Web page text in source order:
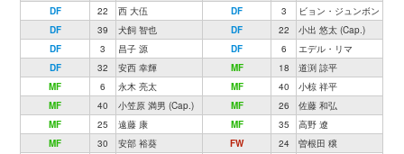
DF
22 西 大伍 DF 3
ビョン・ジュンボン
DF
39 犬飼 智也 DF 22
小出 悠太 (Cap.)
DF
3 昌子 源 DF 6
エデル・リマ
DF
32 安西 幸輝 MF 18
道渕 諒平
MF
6 永木 亮太 MF 40
小椋 祥平
MF
40 小笠原 満男 (Cap.) MF 26
佐藤 和弘
MF
25 遠藤 康 MF 35
高野 遼
MF
30 安部 裕葵 FW 24
曽根田 穣